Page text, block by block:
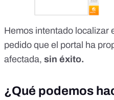
Hemos intentado localizar
pedido que el portal ha
afectada, sin éxito.
¿Qué podemos